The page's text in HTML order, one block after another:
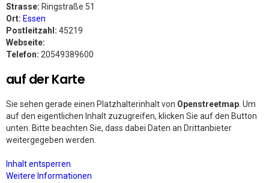
Strasse: Ringstraße 51
Ort: Essen
Postleitzahl: 45219
Webseite:
Telefon: 20549389600
auf der Karte
Sie sehen gerade einen Platzhalterinhalt von Openstreetmap . Um
auf den eigentlichen Inhalt zuzugreifen, klicken Sie auf den Button
unten. Bitte beachten Sie, dass dabei Daten an Drittanbieter
weitergegeben werden.
Inhalt entsperren
Weitere Informationen